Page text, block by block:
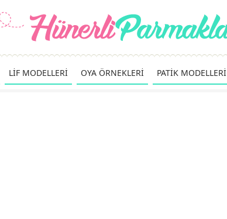
LİF MODELLERİ OYA ÖRNEKLERİ PATİK MODELLERİ